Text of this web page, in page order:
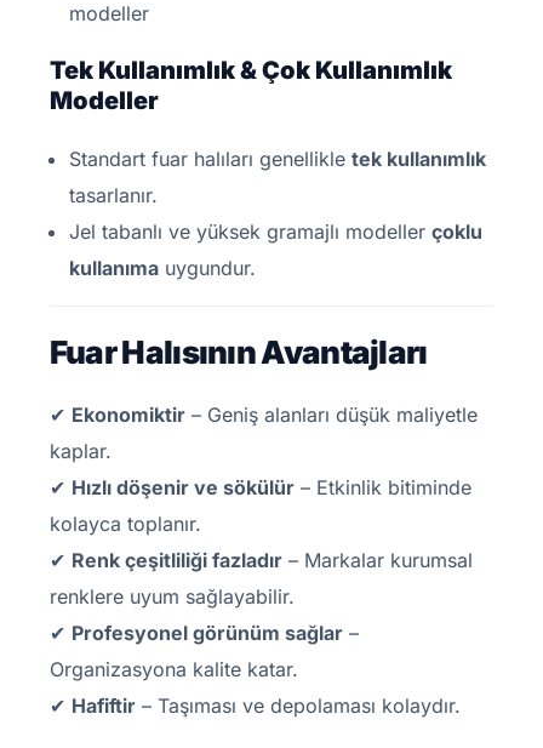
modeller
Tek Kullanımlık & Çok Kullanımlık
Modeller
Standart fuar halıları genellikle tek kullanımlık
tasarlanır.
Jel tabanlı ve yüksek gramajlı modeller çoklu
kullanımauygundur.
Fuar Halısının Avantajları
✔ Ekonomiktir– Geniş alanları düşük maliyetle
kaplar.
✔ Hızlı döşenir ve sökülür– Etkinlik bitiminde
kolayca toplanır.
✔ Renk çeşitliliği fazladır– Markalar kurumsal
renklere uyum sağlayabilir.
✔ Profesyonel görünüm sağlar–
Organizasyona kalite katar.
✔ Hafiftir– Taşıması ve depolaması kolaydır.